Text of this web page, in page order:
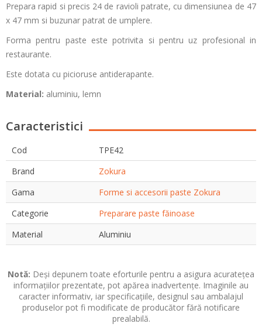
Prepara rapid si precis 24 de ravioli patrate, cu dimensiunea de 47
x 47 mm si buzunar patrat de umplere.
Forma pentru paste este potrivita si pentru uz profesional in
restaurante.
Este dotata cu picioruse antiderapante.
Material: aluminiu, lemn
Caracteristici
Cod
TPE42
Brand
Zokura
Gama
Forme si accesorii paste Zokura
Categorie
Preparare paste făinoase
Material
Aluminiu
Notă: Deși depunem toate eforturile pentru a asigura acuratețea
informațiilor prezentate, pot apărea inadvertențe. Imaginile au
caracter informativ, iar specificațiile, designul sau ambalajul
produselor pot fi modificate de producător fără notificare
prealabilă.